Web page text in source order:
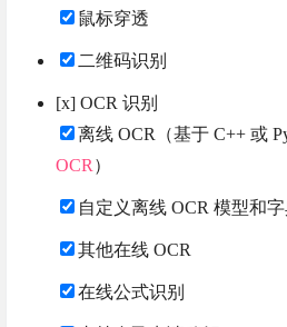
鼠标穿透
二维码识别
[x] OCR 识别
离线 OCR（基于 C++ 或
OCR ）
自定义离线 OCR 模型和
其他在线 OCR
在线公式识别